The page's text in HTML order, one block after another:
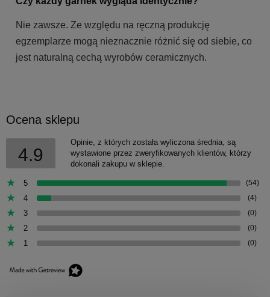
Nie zawsze. Ze względu na ręczną produkcję
egzemplarze mogą nieznacznie różnić się od siebie, co
jest naturalną cechą wyrobów ceramicznych.
Ocena sklepu
4.9
Opinie, z których została wyliczona średnia, są
wystawione przez zweryfikowanych klientów, którzy
dokonali zakupu w sklepie.
5 (54)
4 (4)
3 (0)
2 (0)
1 (0)